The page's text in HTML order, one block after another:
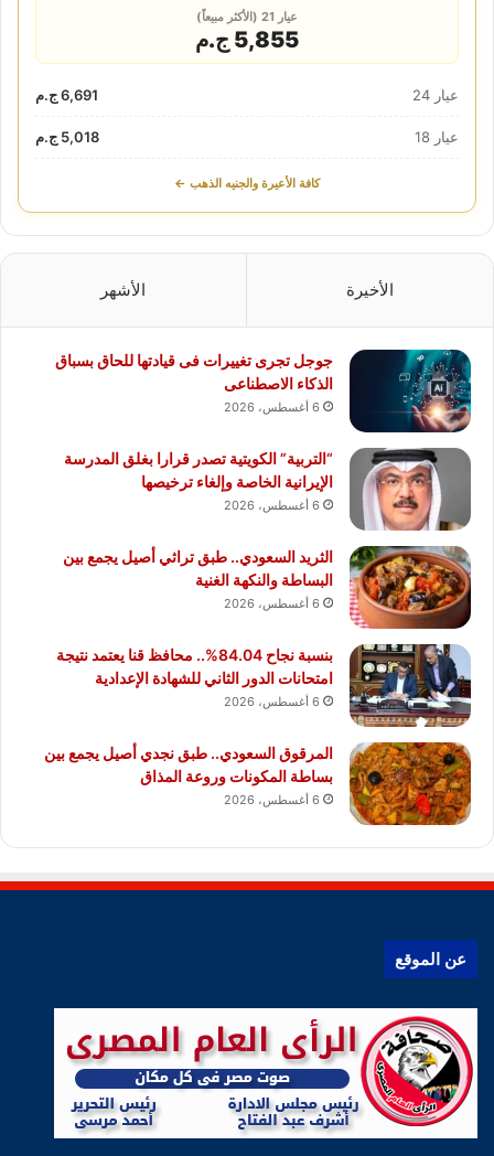
عيار 21 (الأكثر مبيعاً)
5,855 ج.م
عيار 24 6,691 ج.م
عيار 18 5,018 ج.م
كافة الأعيرة والجنيه الذهب ←
الأخيرة الأشهر
جوجل تجرى تغييرات فى قيادتها للحاق بسباق
الذكاء الاصطناعى
6 أغسطس، 2026
“التربية” الكويتية تصدر قرارا بغلق المدرسة
الإيرانية الخاصة وإلغاء ترخيصها
6 أغسطس، 2026
الثريد السعودي.. طبق تراثي أصيل يجمع بين
البساطة والنكهة الغنية
6 أغسطس، 2026
بنسبة نجاح 84.04%.. محافظ قنا يعتمد نتيجة
امتحانات الدور الثاني للشهادة الإعدادية
6 أغسطس، 2026
المرقوق السعودي.. طبق نجدي أصيل يجمع بين
بساطة المكونات وروعة المذاق
6 أغسطس، 2026
عن الموقع